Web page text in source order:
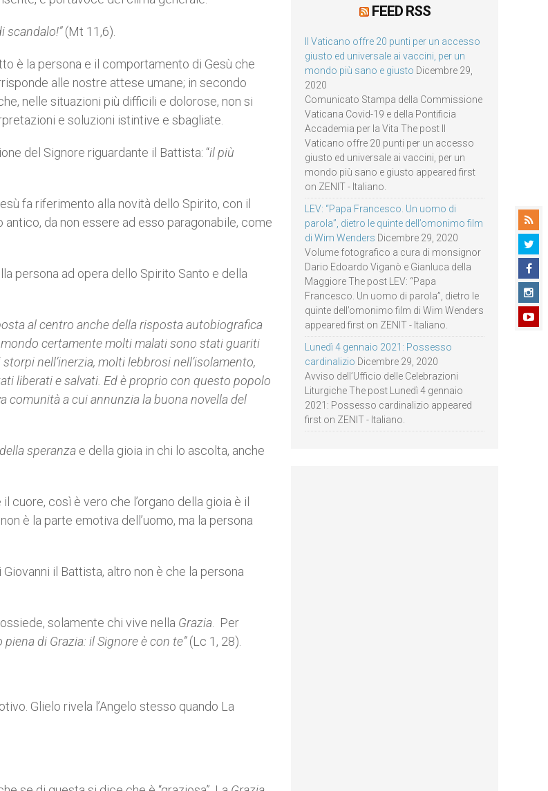
scandalo!”(Mt 11,6).
è la persona e il comportamento di Gesù che
alle nostre attese umane; in secondo
nelle situazioni più difficili e dolorose, non si
e soluzioni istintive e sbagliate.
del Signore riguardante il Battista: “il più
fa riferimento alla novità dello Spirito, con il
da non essere ad esso paragonabile, come
persona ad opera dello Spirito Santo e della
al centro anche della risposta autobiografica
certamente molti malati sono stati guariti
nell’inerzia, molti lebbrosi nell’isolamento,
liberati e salvati. Ed è proprio con questo popolo
comunità a cui annunzia la buona novella del
speranza e della gioia in chi lo ascolta, anche
cuore, così è vero che l’organo della gioia è il
è la parte emotiva dell’uomo, ma la persona
il Battista, altro non è che la persona
solamente chi vive nella Grazia . Per
piena di Grazia: il Signore è con te”(Lc 1, 28).
Glielo rivela l’Angelo stesso quando La
FEED RSS
Il Vaticano offre 20 punti per un accesso
giusto ed universale ai vaccini, per un
mondo più sano e giusto Dicembre 29,
2020
Comunicato Stampa della Commissione
Vaticana Covid-19 e della Pontificia
Accademia per la Vita The post Il
Vaticano offre 20 punti per un accesso
giusto ed universale ai vaccini, per un
mondo più sano e giusto appeared first
on ZENIT - Italiano.
LEV: “Papa Francesco. Un uomo di
parola”, dietro le quinte dell’omonimo film
di Wim Wenders Dicembre 29, 2020
Volume fotografico a cura di monsignor
Dario Edoardo Viganò e Gianluca della
Maggiore The post LEV: “Papa
Francesco. Un uomo di parola”, dietro le
quinte dell’omonimo film di Wim Wenders
appeared first on ZENIT - Italiano.
Lunedì 4 gennaio 2021: Possesso
cardinalizio Dicembre 29, 2020
Avviso dell’Ufficio delle Celebrazioni
Liturgiche The post Lunedì 4 gennaio
2021: Possesso cardinalizio appeared
first on ZENIT - Italiano.